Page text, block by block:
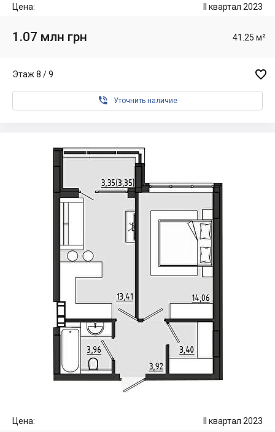
Цена: II квартал 2023
1.07 млн грн 41.25 м²
Этаж 8 / 9 
 Уточнить наличие
Цена: II квартал 2023